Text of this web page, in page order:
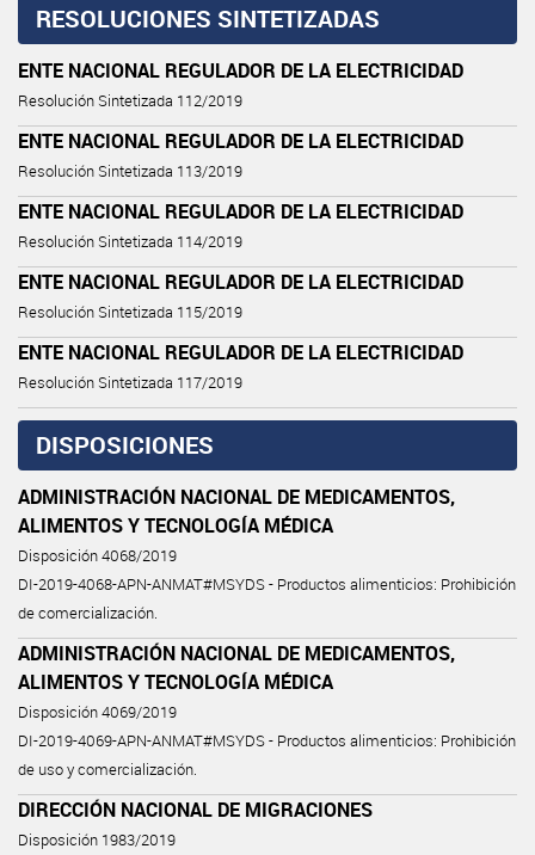
RESOLUCIONES SINTETIZADAS
ENTE NACIONAL REGULADOR DE LA ELECTRICIDAD
Resolución Sintetizada 112/2019
ENTE NACIONAL REGULADOR DE LA ELECTRICIDAD
Resolución Sintetizada 113/2019
ENTE NACIONAL REGULADOR DE LA ELECTRICIDAD
Resolución Sintetizada 114/2019
ENTE NACIONAL REGULADOR DE LA ELECTRICIDAD
Resolución Sintetizada 115/2019
ENTE NACIONAL REGULADOR DE LA ELECTRICIDAD
Resolución Sintetizada 117/2019
DISPOSICIONES
ADMINISTRACIÓN NACIONAL DE MEDICAMENTOS,
ALIMENTOS Y TECNOLOGÍA MÉDICA
Disposición 4068/2019
DI-2019-4068-APN-ANMAT#MSYDS - Productos alimenticios: Prohibición
de comercialización.
ADMINISTRACIÓN NACIONAL DE MEDICAMENTOS,
ALIMENTOS Y TECNOLOGÍA MÉDICA
Disposición 4069/2019
DI-2019-4069-APN-ANMAT#MSYDS - Productos alimenticios: Prohibición
de uso y comercialización.
DIRECCIÓN NACIONAL DE MIGRACIONES
Disposición 1983/2019